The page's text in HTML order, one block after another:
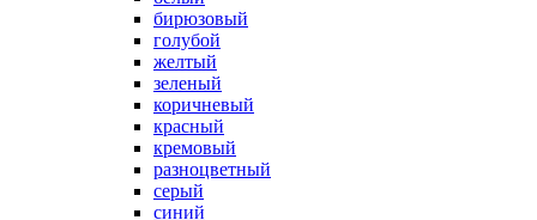
бирюзовый
голубой
желтый
зеленый
коричневый
красный
кремовый
разноцветный
серый
синий